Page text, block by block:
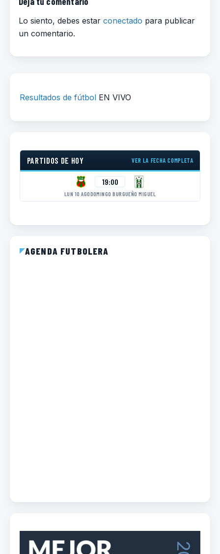
Lo siento, debes estar conectado para publicar
un comentario.
Resultados de fútbol EN VIVO
PARTIDOS DE HOY VER LA FECHA COMPLETA
19:00
LUN 10 AGODOMINGO BURGUEÑO MIGUEL
AGENDA FUTBOLERA